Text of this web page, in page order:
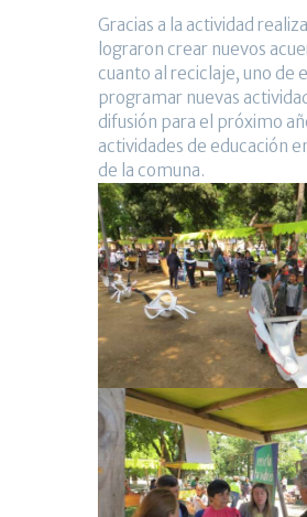
Gracias a la actividad
lograron crear nuevos
cuanto al reciclaje, uno de
programar nuevas
difusión para el próximo
actividades de educación
de la comuna.